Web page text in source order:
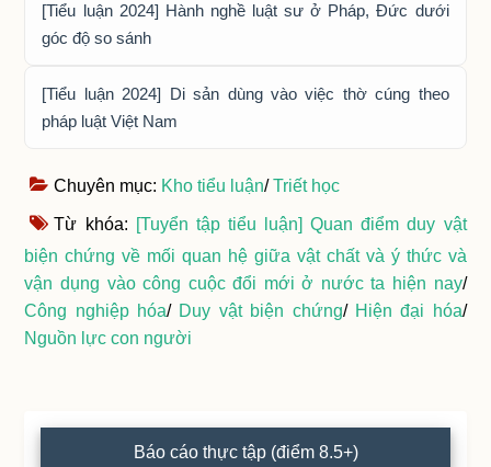
[Tiểu luận 2024] Hành nghề luật sư ở Pháp, Đức dưới
góc độ so sánh
[Tiểu luận 2024] Di sản dùng vào việc thờ cúng theo
pháp luật Việt Nam
Chuyên mục: Kho tiểu luận/Triết học
Từ khóa: [Tuyển tập tiểu luận] Quan điểm duy vật
biện chứng về mối quan hệ giữa vật chất và ý thức và
vận dụng vào công cuộc đổi mới ở nước ta hiện nay/
Công nghiệp hóa/ Duy vật biện chứng/ Hiện đại hóa/
Nguồn lực con người
Primary
Báo cáo thực tập (điểm 8.5+)